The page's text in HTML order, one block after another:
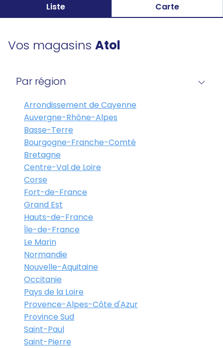
Liste Carte
Vos magasins Atol
Par région
Arrondissement de Cayenne
Auvergne-Rhône-Alpes
Basse-Terre
Bourgogne-Franche-Comté
Bretagne
Centre-Val de Loire
Corse
Fort-de-France
Grand Est
Hauts-de-France
Île-de-France
Le Marin
Normandie
Nouvelle-Aquitaine
Occitanie
Pays de la Loire
Provence-Alpes-Côte d'Azur
Province Sud
Saint-Paul
Saint-Pierre